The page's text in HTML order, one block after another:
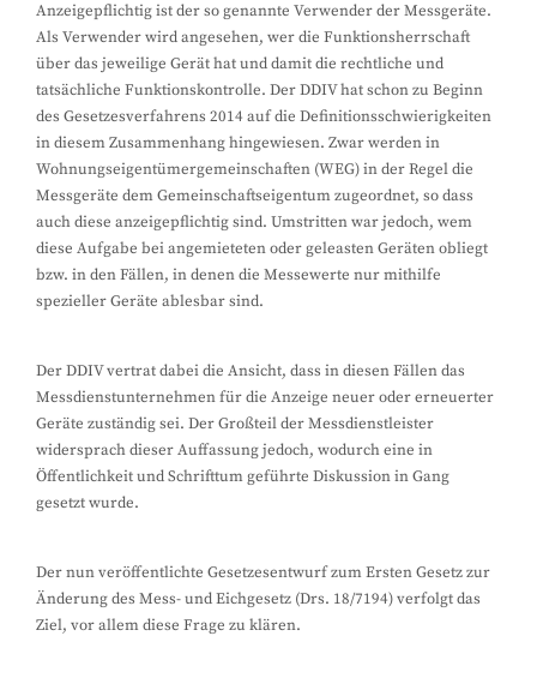
Anzeigepflichtig ist der so genannte Verwender der Messgeräte.
Als Verwender wird angesehen, wer die Funktionsherrschaft
über das jeweilige Gerät hat und damit die rechtliche und
tatsächliche Funktionskontrolle. Der DDIV hat schon zu Beginn
des Gesetzesverfahrens 2014 auf die Definitionsschwierigkeiten
in diesem Zusammenhang hingewiesen. Zwar werden in
Wohnungseigentümergemeinschaften (WEG) in der Regel die
Messgeräte dem Gemeinschaftseigentum zugeordnet, so dass
auch diese anzeigepflichtig sind. Umstritten war jedoch, wem
diese Aufgabe bei angemieteten oder geleasten Geräten obliegt
bzw. in den Fällen, in denen die Messewerte nur mithilfe
spezieller Geräte ablesbar sind.
Der DDIV vertrat dabei die Ansicht, dass in diesen Fällen das
Messdienstunternehmen für die Anzeige neuer oder erneuerter
Geräte zuständig sei. Der Großteil der Messdienstleister
widersprach dieser Auffassung jedoch, wodurch eine in
Öffentlichkeit und Schrifttum geführte Diskussion in Gang
gesetzt wurde.
Der nun veröffentlichte Gesetzesentwurf zum Ersten Gesetz zur
Änderung des Mess- und Eichgesetz (Drs. 18/7194) verfolgt das
Ziel, vor allem diese Frage zu klären.